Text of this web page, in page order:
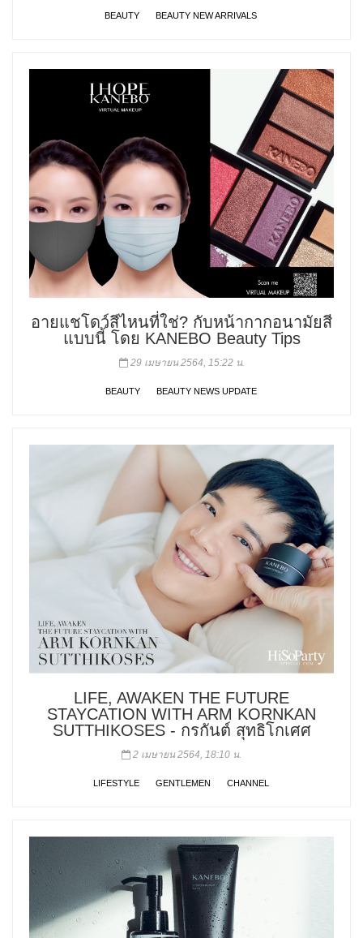
BEAUTY BEAUTY NEW ARRIVALS
อายแชโดว์สีไหนที่ใช่? กับหน้ากากอนามัยสี
แบบนี้ โดย KANEBO Beauty Tips
29 เมษายน 2564, 15:22 น.
BEAUTY BEAUTY NEWS UPDATE
LIFE, AWAKEN THE FUTURE
STAYCATION WITH ARM KORNKAN
SUTTHIKOSES - กรกันต์ สุทธิโกเศศ
2 เมษายน 2564, 18:10 น.
LIFESTYLE GENTLEMEN CHANNEL